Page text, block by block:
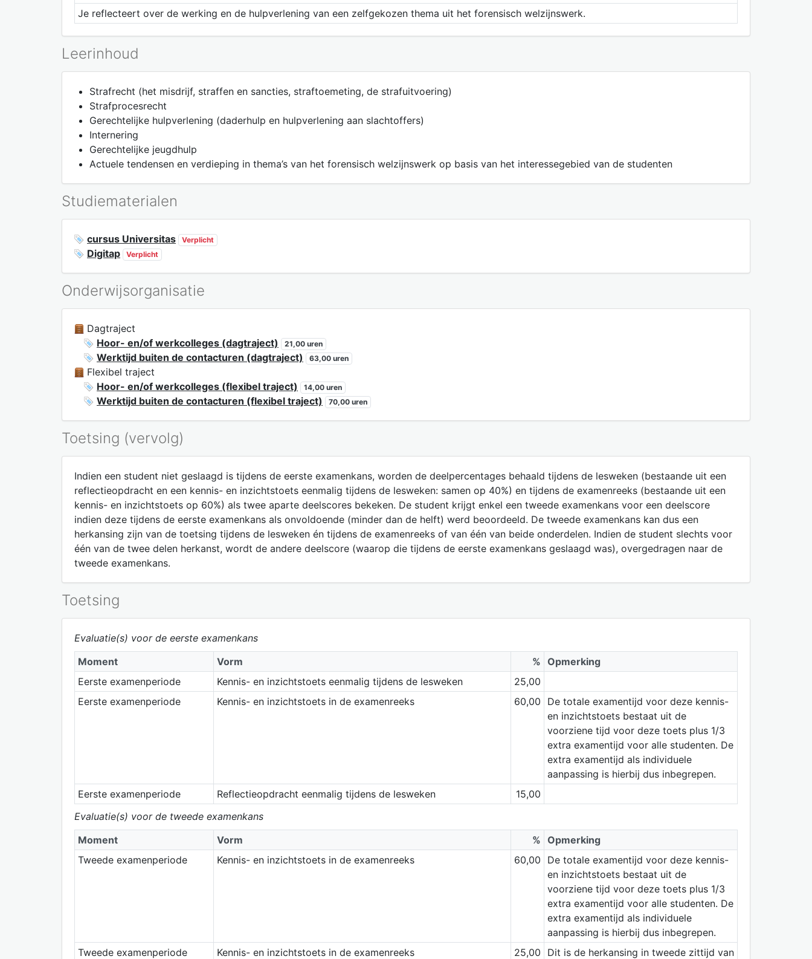
Je reflecteert over de werking en de hulpverlening van een zelfgekozen thema uit het forensisch welzijnswerk.
Leerinhoud
Strafrecht (het misdrijf, straffen en sancties, straftoemeting, de strafuitvoering)
Strafprocesrecht
Gerechtelijke hulpverlening (daderhulp en hulpverlening aan slachtoffers)
Internering
Gerechtelijke jeugdhulp
Actuele tendensen en verdieping in thema’s van het forensisch welzijnswerk op basis van het interessegebied van de studenten
Studiematerialen
cursus Universitas Verplicht
Digitap Verplicht
Onderwijsorganisatie
Dagtraject
Hoor- en/of werkcolleges (dagtraject)
21,00 uren
Werktijd buiten de contacturen (dagtraject) 63,00 uren
Flexibel traject
Hoor- en/of werkcolleges (flexibel traject)
14,00 uren
Werktijd buiten de contacturen (flexibel traject) 70,00 uren
Toetsing (vervolg)
Indien een student niet geslaagd is tijdens de eerste examenkans, worden de deelpercentages behaald tijdens de lesweken (bestaande uit een
reflectieopdracht en een kennis- en inzichtstoets eenmalig tijdens de lesweken: samen op 40%) en tijdens de examenreeks (bestaande uit een
kennis- en inzichtstoets op 60%) als twee aparte deelscores bekeken. De student krijgt enkel een tweede examenkans voor een deelscore
indien deze tijdens de eerste examenkans als onvoldoende (minder dan de helft) werd beoordeeld. De tweede examenkans kan dus een
herkansing zijn van de toetsing tijdens de lesweken én tijdens de examenreeks of van één van beide onderdelen. Indien de student slechts voor
één van de twee delen herkanst, wordt de andere deelscore (waarop die tijdens de eerste examenkans geslaagd was), overgedragen naar de
tweede examenkans.
Toetsing
Evaluatie(s) voor de eerste examenkans
Moment
Vorm % Opmerking
Eerste examenperiode
Kennis- en inzichtstoets eenmalig tijdens de lesweken
25,00
Eerste examenperiode
Kennis- en inzichtstoets in de examenreeks 60,00
De totale examentijd voor deze kennis-
en inzichtstoets bestaat uit de
voorziene tijd voor deze toets plus 1/3
extra examentijd voor alle studenten. De
extra examentijd als individuele
aanpassing is hierbij dus inbegrepen.
Eerste examenperiode
Reflectieopdracht eenmalig tijdens de lesweken
15,00
Evaluatie(s) voor de tweede examenkans
Moment
Vorm % Opmerking
Tweede examenperiode
Kennis- en inzichtstoets in de examenreeks 60,00
De totale examentijd voor deze kennis-
en inzichtstoets bestaat uit de
voorziene tijd voor deze toets plus 1/3
extra examentijd voor alle studenten. De
extra examentijd als individuele
aanpassing is hierbij dus inbegrepen.
Tweede examenperiode
Kennis- en inzichtstoets in de examenreeks 25,00 Dit is de herkansing in tweede zittijd van